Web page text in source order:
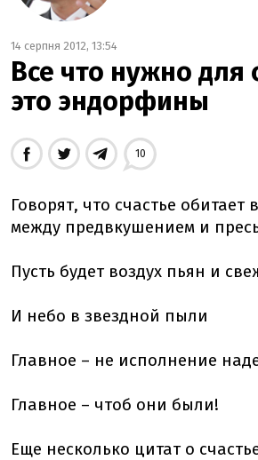
14 серпня 2012, 13:54
Все что нужно для
это эндорфины
10
Говорят, что счастье обитает
между предвкушением и
Пусть будет воздух пьян и
И небо в звездной пыли
Главное – не исполнение
Главное – чтоб они были!
Еще несколько цитат о